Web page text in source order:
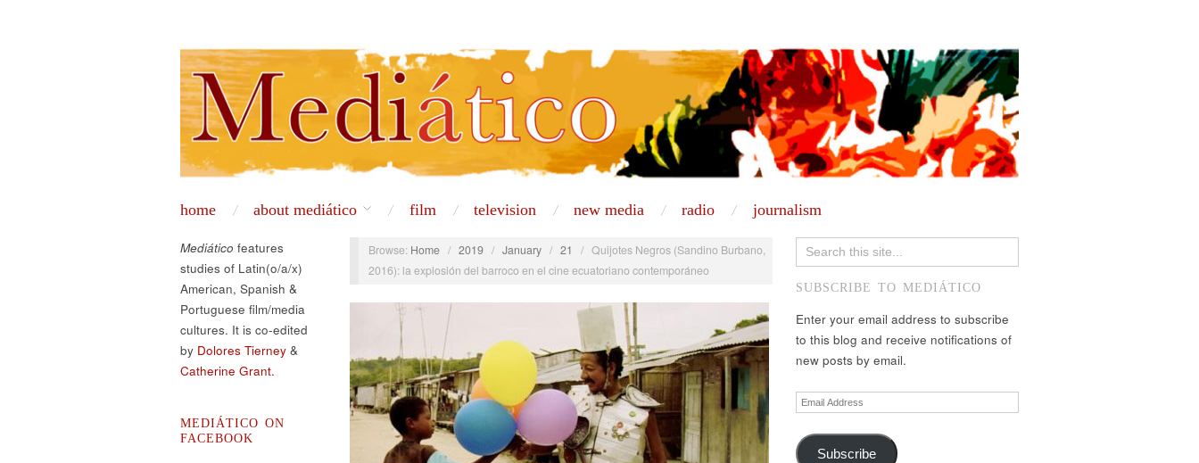
home about mediático film television new media radio journalism
Mediático features
studies of Latin(o/a/x)
American, Spanish &
Portuguese film/media
cultures. It is co-edited
by Dolores Tierney &
Catherine Grant.
MEDIÁTICO ON
FACEBOOK
Browse: Home / 2019 / January / 21 / Quijotes Negros (Sandino Burbano,
2016): la explosión del barroco en el cine ecuatoriano contemporáneo
SUBSCRIBE TO MEDIÁTICO
Enter your email address to subscribe
to this blog and receive notifications of
new posts by email.
Email
Address
Subscribe